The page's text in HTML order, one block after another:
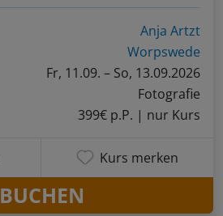
Anja Artzt
Worpswede
Fr, 11.09. – So, 13.09.2026
Fotografie
399€ p.P. | nur Kurs
Kurs merken
BUCHEN